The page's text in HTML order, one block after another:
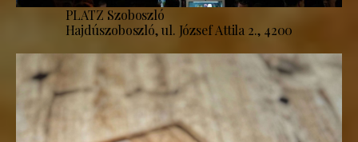
PLATZ Szoboszló
Hajdúszoboszló, ul. József Attila 2., 4200